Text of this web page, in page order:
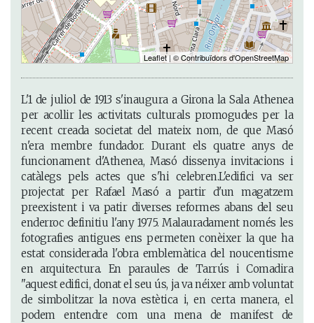
Leaflet| © Contribuïdors d'OpenStreetMap
L'1 de juliol de 1913 s'inaugura a Girona la Sala Athenea
per acollir les activitats culturals promogudes per la
recent creada societat del mateix nom, de que Masó
n'era membre fundador. Durant els quatre anys de
funcionament d'Athenea, Masó dissenya invitacions i
catàlegs pels actes que s'hi celebren.L'edifici va ser
projectat per Rafael Masó a partir d'un magatzem
preexistent i va patir diverses reformes abans del seu
enderroc definitiu l'any 1975. Malauradament només les
fotografies antigues ens permeten conèixer la que ha
estat considerada l'obra emblemàtica del noucentisme
en arquitectura. En paraules de Tarrús i Comadira
"aquest edifici, donat el seu ús, ja va néixer amb voluntat
de simbolitzar la nova estètica i, en certa manera, el
podem entendre com una mena de manifest de